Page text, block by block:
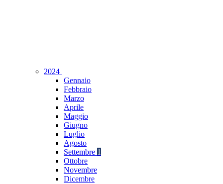
2024
Gennaio
Febbraio
Marzo
Aprile
Maggio
Giugno
Luglio
Agosto
Settembre 1
Ottobre
Novembre
Dicembre